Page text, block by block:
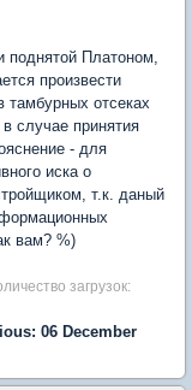
Платоном,
произвести
тамбурных отсеках
случае принятия
- для
иска о
т.к. даный
вам? %)
загрузок:
06 December